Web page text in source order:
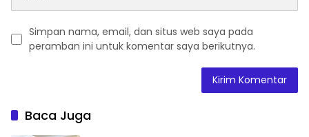
Simpan nama, email, dan situs web saya pada
peramban ini untuk komentar saya berikutnya.
Baca Juga